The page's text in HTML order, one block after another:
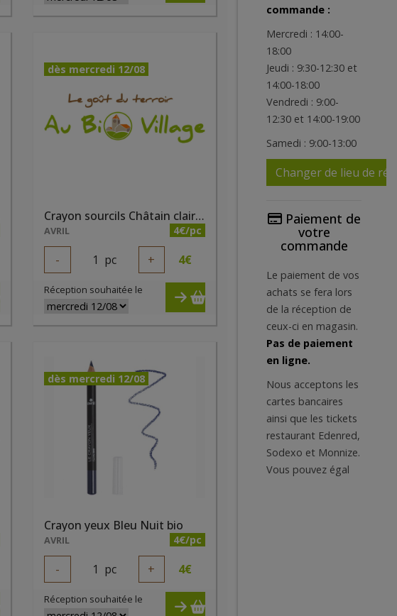
dès mercredi 12/08
Crayon sourcils Châtain clair bio
AVRIL 4€/pc
- 1 pc + 4€
Réception souhaitée le
dès mercredi 12/08
Crayon yeux Bleu Nuit bio
AVRIL 4€/pc
- 1 pc + 4€
Réception souhaitée le
commande :
Mercredi : 14:00-
18:00
Jeudi : 9:30-12:30 et
14:00-18:00
Vendredi : 9:00-
12:30 et 14:00-19:00
Samedi : 9:00-13:00
Changer de lieu de
Paiement de
votre
commande
Le paiement de vos
achats se fera lors
de la réception de
ceux-ci en magasin.
Pas de paiement
en ligne.
Nous acceptons les
cartes bancaires
ainsi que les tickets
restaurant Edenred,
Sodexo et Monnize.
Vous pouvez égal